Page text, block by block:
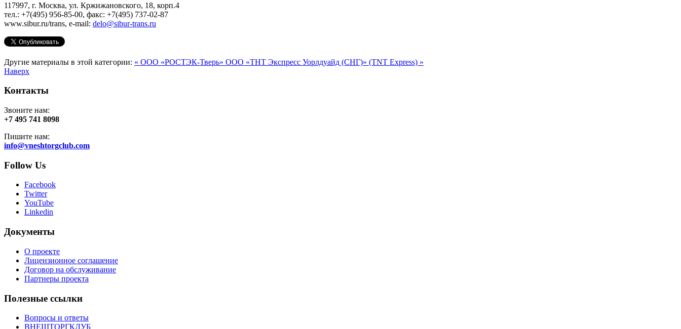
117997, г. Москва, ул. Кржижановского, 18, корп.4
тел.: +7(495) 956-85-00, факс: +7(495) 737-02-87
www.sibur.ru/trans, e-mail: delo@sibur-trans.ru
Другие материалы в этой категории: « ООО «РОСТЭК-Тверь» ООО «ТНТ Экспресс Уорлдуайд (СНГ)» (TNT Express) »
Наверх
Контакты
Звоните нам:
+7 495 741 8098
Пишите нам:
info@vneshtorgclub.com
Follow Us
Facebook
Twitter
YouTube
Linkedin
Документы
О проекте
Лицензионное соглашение
Договор на обслуживание
Партнеры проекта
Полезные ссылки
Вопросы и ответы
ВНЕШТОРГКЛУБ